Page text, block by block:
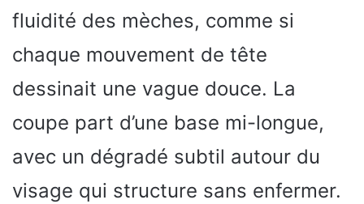
fluidité des mèches, comme si
chaque mouvement de tête
dessinait une vague douce. La
coupe part d’une base mi-longue,
avec un dégradé subtil autour du
visage qui structure sans enfermer.